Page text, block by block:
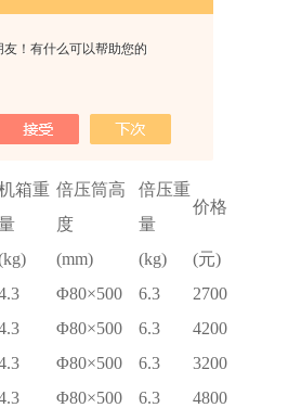
！有什么可以帮助您的
箱重 倍压筒高
度
倍压重
量
价格
(mm) (kg)
(元)
Φ80×500 6.3
2700
Φ80×500 6.3
4200
Φ80×500 6.3
3200
Φ80×500 6.3
4800